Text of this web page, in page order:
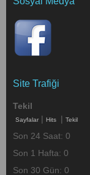
Site Trafiği
Tekil
Sayfalar | Hits | Tekil
Son 24 Saat: 0
Son 1 Hafta: 0
Son 30 Gün: 0